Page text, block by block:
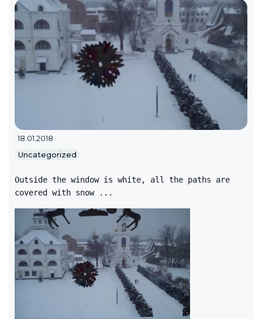
18.01.2018
Uncategorized
Outside the window is white, all the paths are
covered with snow ...